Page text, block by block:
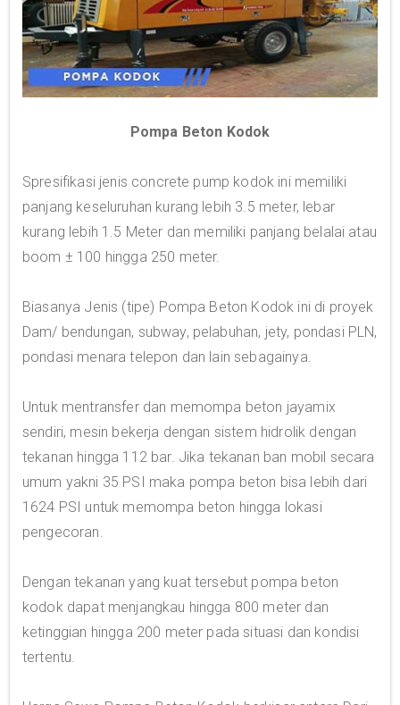
Pompa Beton Kodok
Spresifikasi jenis concrete pump kodok ini memiliki
panjang keseluruhan kurang lebih 3.5 meter, lebar
kurang lebih 1.5 Meter dan memiliki panjang belalai atau
boom ± 100 hingga 250 meter.
Biasanya Jenis (tipe) Pompa Beton Kodok ini di proyek
Dam/ bendungan, subway, pelabuhan, jety, pondasi PLN,
pondasi menara telepon dan lain sebagainya.
Untuk mentransfer dan memompa beton jayamix
sendiri, mesin bekerja dengan sistem hidrolik dengan
tekanan hingga 112 bar. Jika tekanan ban mobil secara
umum yakni 35 PSI maka pompa beton bisa lebih dari
1624 PSI untuk memompa beton hingga lokasi
pengecoran.
Dengan tekanan yang kuat tersebut pompa beton
kodok dapat menjangkau hingga 800 meter dan
ketinggian hingga 200 meter pada situasi dan kondisi
tertentu.